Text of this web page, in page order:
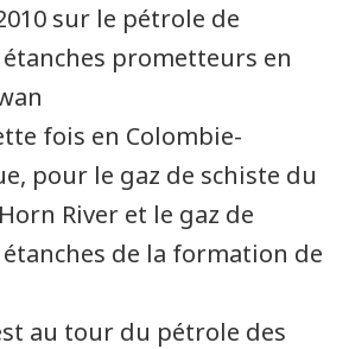
sur le pétrole de
prometteurs en
fois en Colombie-
pour le gaz de schiste du
River et le gaz de
de la formation de
au tour du pétrole des